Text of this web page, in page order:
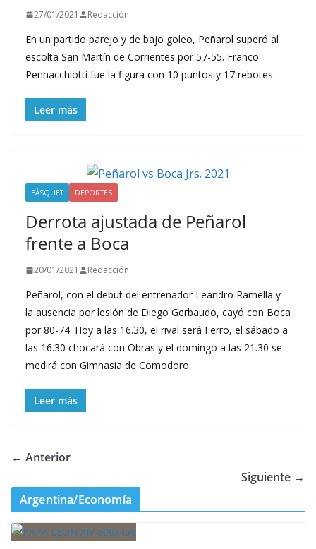
27/01/2021 Redacción
En un partido parejo y de bajo goleo, Peñarol superó al
escolta San Martín de Corrientes por 57-55. Franco
Pennacchiotti fue la figura con 10 puntos y 17 rebotes.
Leer más
BÁSQUET DEPORTES
Derrota ajustada de Peñarol
frente a Boca
20/01/2021 Redacción
Peñarol, con el debut del entrenador Leandro Ramella y
la ausencia por lesión de Diego Gerbaudo, cayó con Boca
por 80-74. Hoy a las 16.30, el rival será Ferro, el sábado a
las 16.30 chocará con Obras y el domingo a las 21.30 se
medirá con Gimnasia de Comodoro.
Leer más
← Anterior
Siguiente →
Argentina/Economía